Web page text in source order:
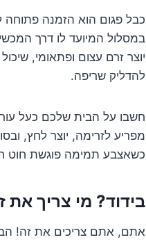
כבל פגום הוא הזמנה
במסלול המיועד לו דרך
יוצר זרם עצום ופתאומי,
להדליק שריפה.
חשבו על הבית שלכם כעל
מפריע לזרימה, יוצר לחץ,
כשאצבע תמימה פוגשת חוט
בידוד? מי צריך
אתם, אתם צריכים את זה!